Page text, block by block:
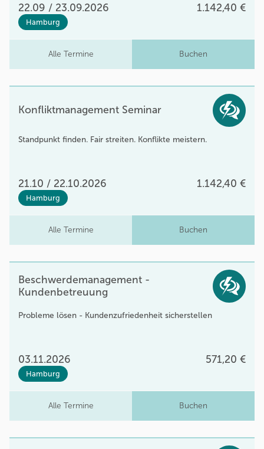
22.09 / 23.09.2026 1.142,40 €
Hamburg
Alle Termine Buchen
Konfliktmanagement Seminar
Standpunkt finden. Fair streiten. Konflikte meistern.
21.10 / 22.10.2026 1.142,40 €
Hamburg
Alle Termine Buchen
Beschwerdemanagement -
Kundenbetreuung
Probleme lösen - Kundenzufriedenheit sicherstellen
03.11.2026 571,20 €
Hamburg
Alle Termine Buchen